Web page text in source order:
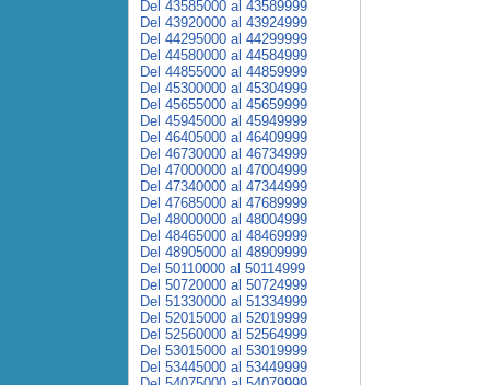
Del 43585000 al 43589999
Del 43920000 al 43924999
Del 44295000 al 44299999
Del 44580000 al 44584999
Del 44855000 al 44859999
Del 45300000 al 45304999
Del 45655000 al 45659999
Del 45945000 al 45949999
Del 46405000 al 46409999
Del 46730000 al 46734999
Del 47000000 al 47004999
Del 47340000 al 47344999
Del 47685000 al 47689999
Del 48000000 al 48004999
Del 48465000 al 48469999
Del 48905000 al 48909999
Del 50110000 al 50114999
Del 50720000 al 50724999
Del 51330000 al 51334999
Del 52015000 al 52019999
Del 52560000 al 52564999
Del 53015000 al 53019999
Del 53445000 al 53449999